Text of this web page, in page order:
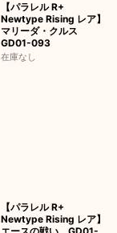
【パラレル R+
Newtype Rising レア】
マリーダ・クルス
GD01-093
在庫なし
【パラレル R+
Newtype Rising レア】